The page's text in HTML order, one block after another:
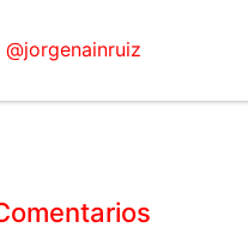
@jorgenainruiz